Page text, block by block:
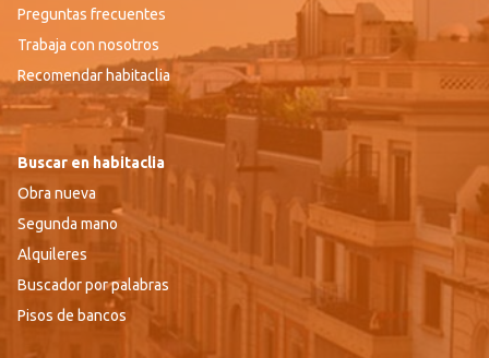
Preguntas frecuentes
Trabaja con nosotros
Recomendar habitaclia
Buscar en habitaclia
Obra nueva
Segunda mano
Alquileres
Buscador por palabras
Pisos de bancos